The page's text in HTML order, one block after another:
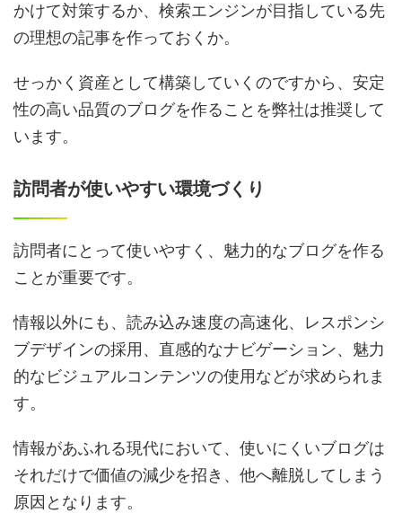
かけて対策するか、検索エンジンが目指している先
の理想の記事を作っておくか。
せっかく資産として構築していくのですから、安定
性の高い品質のブログを作ることを弊社は推奨して
います。
訪問者が使いやすい環境づくり
訪問者にとって使いやすく、魅力的なブログを作る
ことが重要です。
情報以外にも、読み込み速度の高速化、レスポンシ
ブデザインの採用、直感的なナビゲーション、魅力
的なビジュアルコンテンツの使用などが求められま
す。
情報があふれる現代において、使いにくいブログは
それだけで価値の減少を招き、他へ離脱してしまう
原因となります。